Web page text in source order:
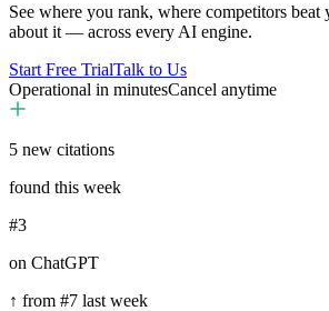
See where you rank, where competitors beat
about it — across every AI engine.
Start Free TrialTalk to Us
Operational in minutesCancel anytime
5 new citations
found this week
#3
on ChatGPT
↑ from #7 last week